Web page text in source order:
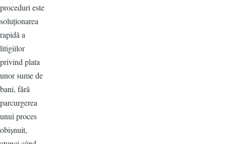
proceduri este
soluționarea
rapidă a
litigiilor
privind plata
unor sume de
bani, fără
parcurgerea
unui proces
obișnuit,